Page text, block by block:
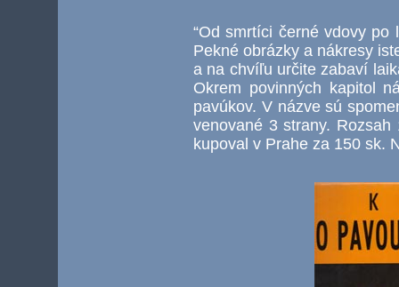
“Od smrtíci černé vdovy po
Pekné obrázky a nákresy
a na chvíľu určite zabaví
Okrem povinných kapitol
pavúkov. V názve sú
venované 3 strany.
kupoval v Prahe za 150 sk.